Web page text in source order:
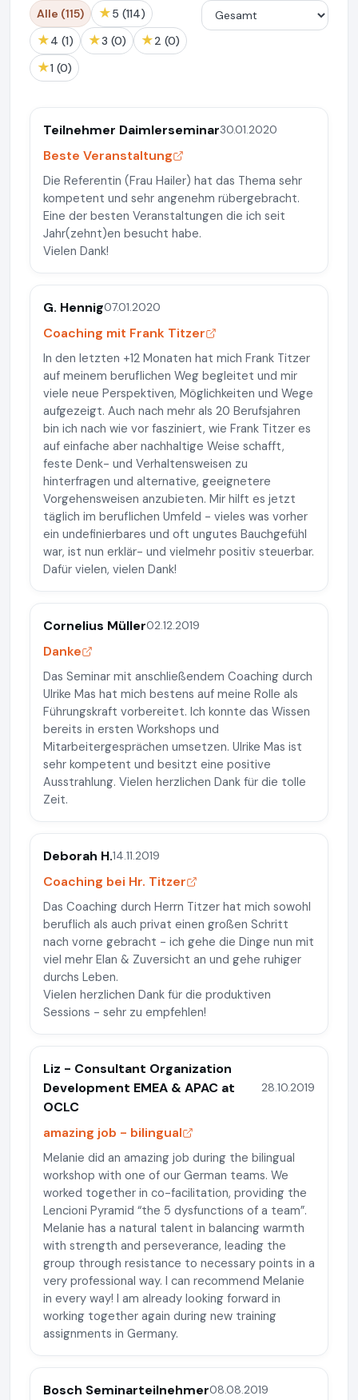
Alle (115) ★ 5 (114)
★ 4 (1) ★ 3 (0) ★ 2 (0)
★ 1 (0)
Teilnehmer Daimlerseminar30.01.2020
Beste Veranstaltung
Die Referentin (Frau Hailer) hat das Thema sehr
kompetent und sehr angenehm rübergebracht.
Eine der besten Veranstaltungen die ich seit
Jahr(zehnt)en besucht habe.
Vielen Dank!
G. Hennig07.01.2020
Coaching mit Frank Titzer
In den letzten +12 Monaten hat mich Frank Titzer
auf meinem beruflichen Weg begleitet und mir
viele neue Perspektiven, Möglichkeiten und Wege
aufgezeigt. Auch nach mehr als 20 Berufsjahren
bin ich nach wie vor fasziniert, wie Frank Titzer es
auf einfache aber nachhaltige Weise schafft,
feste Denk- und Verhaltensweisen zu
hinterfragen und alternative, geeignetere
Vorgehensweisen anzubieten. Mir hilft es jetzt
täglich im beruflichen Umfeld - vieles was vorher
ein undefinierbares und oft ungutes Bauchgefühl
war, ist nun erklär- und vielmehr positiv steuerbar.
Dafür vielen, vielen Dank!
Cornelius Müller02.12.2019
Danke
Das Seminar mit anschließendem Coaching durch
Ulrike Mas hat mich bestens auf meine Rolle als
Führungskraft vorbereitet. Ich konnte das Wissen
bereits in ersten Workshops und
Mitarbeitergesprächen umsetzen. Ulrike Mas ist
sehr kompetent und besitzt eine positive
Ausstrahlung. Vielen herzlichen Dank für die tolle
Zeit.
Deborah H.14.11.2019
Coaching bei Hr. Titzer
Das Coaching durch Herrn Titzer hat mich sowohl
beruflich als auch privat einen großen Schritt
nach vorne gebracht - ich gehe die Dinge nun mit
viel mehr Elan & Zuversicht an und gehe ruhiger
durchs Leben.
Vielen herzlichen Dank für die produktiven
Sessions - sehr zu empfehlen!
Liz - Consultant Organization
Development EMEA & APAC at
OCLC
28.10.2019
amazing job - bilingual
Melanie did an amazing job during the bilingual
workshop with one of our German teams. We
worked together in co-facilitation, providing the
Lencioni Pyramid “the 5 dysfunctions of a team”.
Melanie has a natural talent in balancing warmth
with strength and perseverance, leading the
group through resistance to necessary points in a
very professional way. I can recommend Melanie
in every way! I am already looking forward in
working together again during new training
assignments in Germany.
Bosch Seminarteilnehmer08.08.2019